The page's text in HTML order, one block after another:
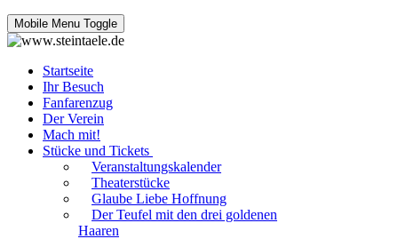
Mobile Menu Toggle
Startseite
Ihr Besuch
Fanfarenzug
Der Verein
Mach mit!
Stücke und Tickets
Veranstaltungskalender
Theaterstücke
Glaube Liebe Hoffnung
Der Teufel mit den drei goldenen
Haaren